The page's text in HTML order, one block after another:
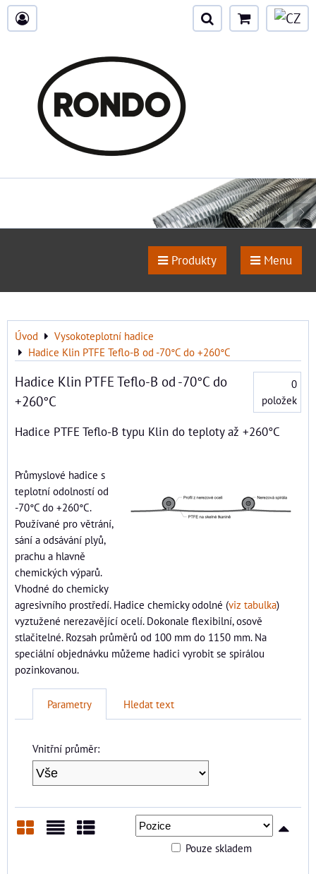
Produkty Menu
Úvod
Vysokoteplotní hadice
Hadice Klin PTFE Teflo-B od -70°C do +260°C
Hadice Klin PTFE Teflo-B od -70°C do
+260°C
0
položek
Hadice PTFE Teflo-B typu Klin do teploty až +260°C
Průmyslové hadice s
teplotní odolností od
-70°C do +260°C.
Používané pro větrání,
sání a odsávání plyů,
prachu a hlavně
chemických výparů.
Vhodné do chemicky
agresivního prostředí. Hadice chemicky odolné (viz tabulka)
vyztužené nerezavějící ocelí. Dokonale flexibilní, osově
stlačitelné. Rozsah průměrů od 100 mm do 1150 mm. Na
speciální objednávku můžeme hadici vyrobit se spirálou
pozinkovanou.
Parametry Hledat text
Vnitřní průměr:
Pouze skladem